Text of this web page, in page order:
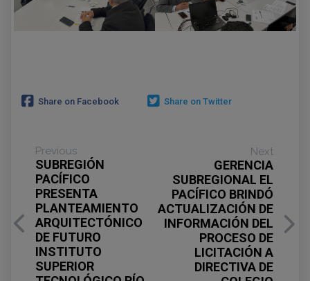
Share on Facebook Share on Twitter
Previous
SUBREGIÓN
PACÍFICO
PRESENTA
PLANTEAMIENTO
ARQUITECTÓNICO
DE FUTURO
INSTITUTO
SUPERIOR
Next
GERENCIA
SUBREGIONAL EL
PACÍFICO BRINDÓ
ACTUALIZACIÓN DE
INFORMACIÓN DEL
PROCESO DE
LICITACIÓN A
DIRECTIVA DE